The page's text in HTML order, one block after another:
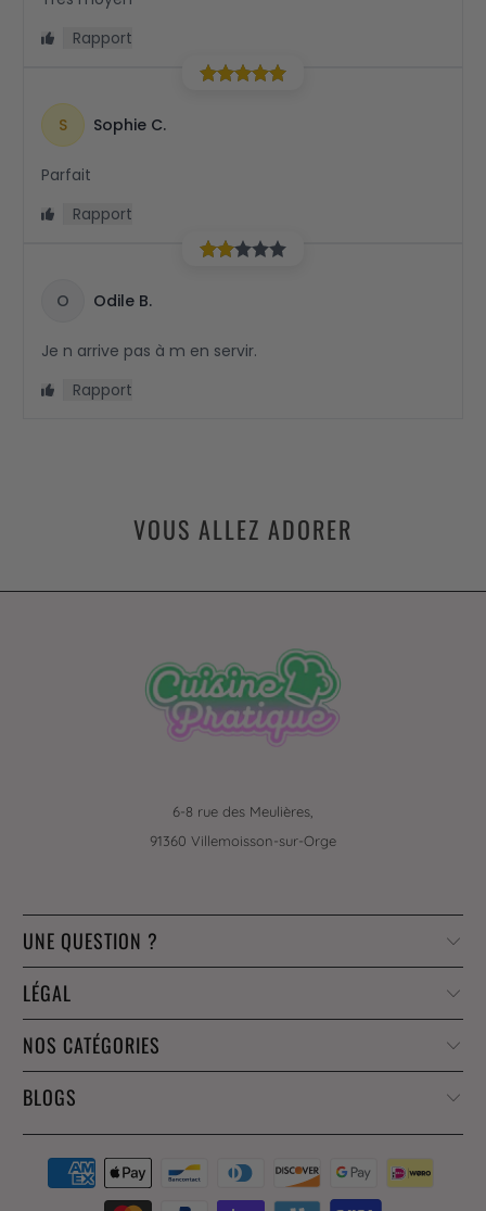
VOUS ALLEZ ADORER
6-8 rue des Meulières,
91360 Villemoisson-sur-Orge
UNE QUESTION ?
LÉGAL
NOS CATÉGORIES
BLOGS